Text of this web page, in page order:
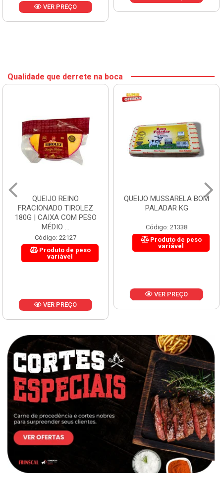
VER PREÇO
Qualidade que derrete na boca
QUEIJO REINO
FRACIONADO TIROLEZ
180G | CAIXA COM PESO
MÉDIO ...
Código: 22127
Produto de peso
variável
VER PREÇO
QUEIJO MUSSARELA BOM
PALADAR KG
Código: 21338
Produto de peso
variável
VER PREÇO